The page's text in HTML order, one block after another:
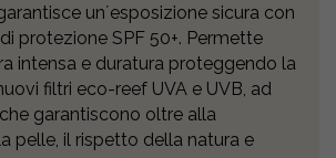
unʼesposizione sicura con
protezione SPF 50+. Permette
intensa e duratura proteggendo la
filtri eco-reef UVA e UVB, ad
garantiscono oltre alla
pelle, il rispetto della natura e